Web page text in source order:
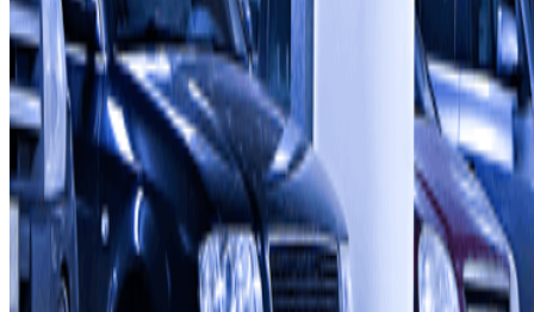
Riguardo a Parclcik
Chi siamo
Come funziona?
I Nostri Parcheggi
Collaboriamo?
Collaboratori
Proprietari di parcheggio
Affiliati